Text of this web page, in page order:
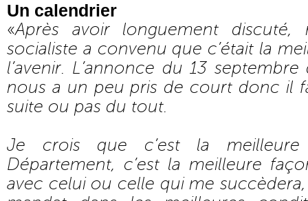
Un calendrier
«Après avoir longuement discuté,
socialiste a convenu que c’était la
l’avenir. L’annonce du 13
nous a un peu pris de court donc il
suite ou pas du tout.
Je crois que c’est la
Département, c’est la meilleure
avec celui ou celle qui me